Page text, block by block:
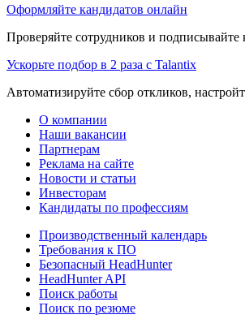
Оформляйте кандидатов онлайн
Проверяйте сотрудников и
Ускорьте подбор в 2 раза с Talantix
Автоматизируйте сбор откликов,
О компании
Наши вакансии
Партнерам
Реклама на сайте
Новости и статьи
Инвесторам
Кандидаты по профессиям
Производственный календарь
Требования к ПО
Безопасный HeadHunter
HeadHunter API
Поиск работы
Поиск по резюме